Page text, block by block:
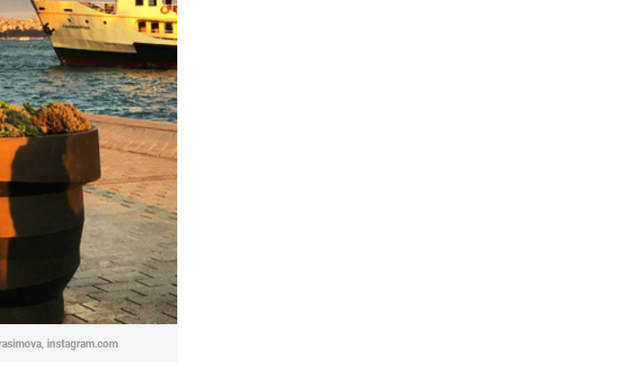
instagram.com